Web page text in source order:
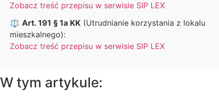
Zobacz treść przepisu w serwisie SIP LEX
⚖️ Art. 191 § 1a KK (Utrudnianie korzystania z lokalu
mieszkalnego):
Zobacz treść przepisu w serwisie SIP LEX
W tym artykule: